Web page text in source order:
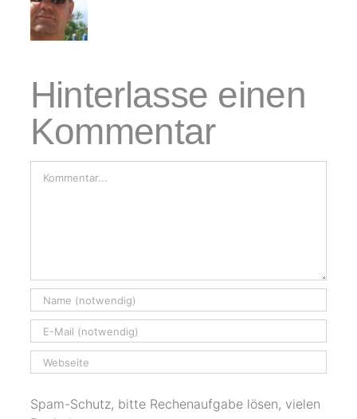
Hinterlasse einen
Kommentar
Kommentar
Spam-Schutz, bitte Rechenaufgabe lösen, vielen